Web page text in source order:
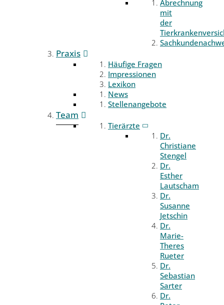
Abrechnung
mit
der
Praxis
Häufige Fragen
Impressionen
Lexikon
News
Stellenangebote
Team
Tierärzte
Dr.
Christiane
Stengel
Dr.
Esther
Lautscham
Dr.
Susanne
Jetschin
Dr.
Marie-
Theres
Rueter
Dr.
Sebastian
Sarter
Dr.